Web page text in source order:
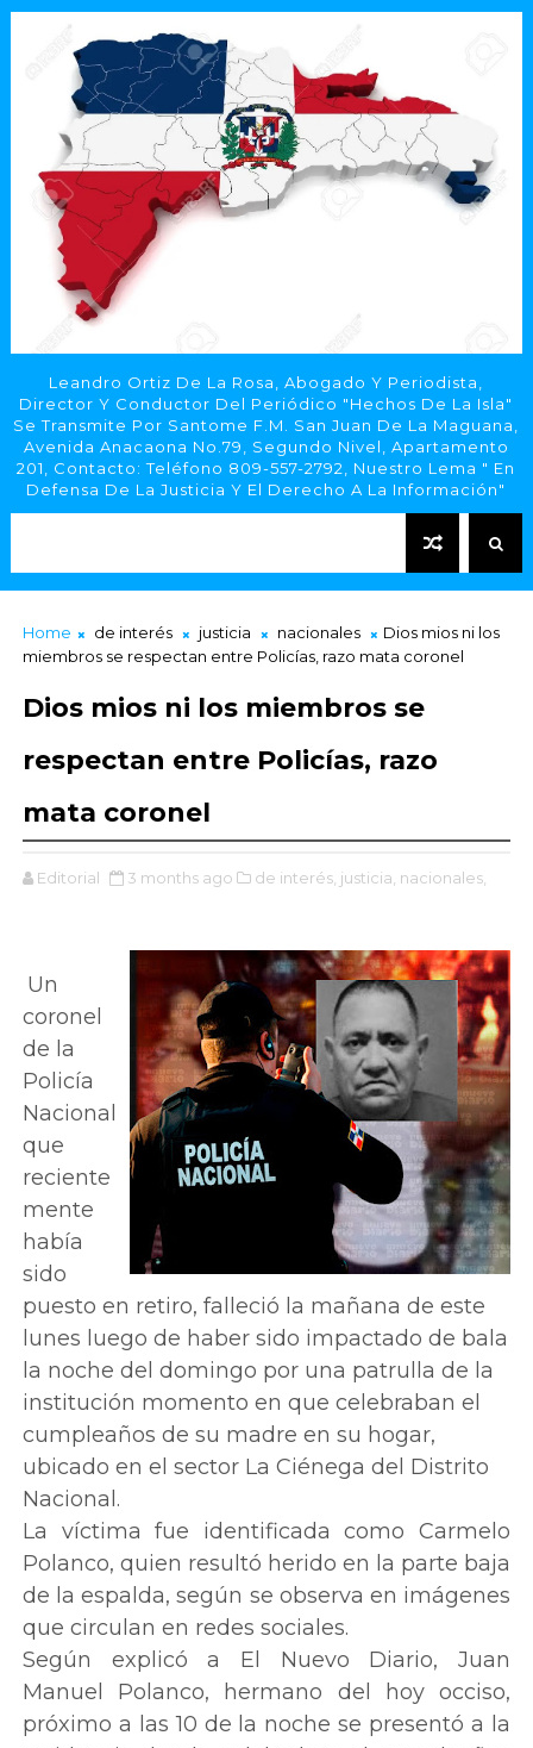
Leandro Ortiz De La Rosa, Abogado Y Periodista,
Director Y Conductor Del Periódico "Hechos De La Isla"
Se Transmite Por Santome F.M. San Juan De La Maguana,
Avenida Anacaona No.79, Segundo Nivel, Apartamento
201, Contacto: Teléfono 809-557-2792, Nuestro Lema " En
Defensa De La Justicia Y El Derecho A La Información"
Home de interés justicia nacionales
Dios mios ni los
miembros se respectan entre Policías, razo mata coronel
Dios mios ni los miembros se
respectan entre Policías, razo
mata coronel
Editorial 3 months ago de interés, justicia, nacionales,
Un
coronel
de la
Policía
Nacional
que
reciente
mente
había
sido
puesto en retiro, falleció la mañana de este
lunes luego de haber sido impactado de bala
la noche del domingo por una patrulla de la
institución momento en que celebraban el
cumpleaños de su madre en su hogar,
ubicado en el sector La Ciénega del Distrito
Nacional.
La víctima fue identificada como Carmelo
Polanco, quien resultó herido en la parte baja
de la espalda, según se observa en imágenes
que circulan en redes sociales.
Según explicó a El Nuevo Diario, Juan
Manuel Polanco, hermano del hoy occiso,
próximo a las 10 de la noche se presentó a la